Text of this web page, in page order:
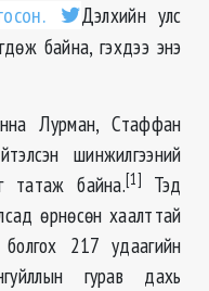
Дэлхийн улс
байна, гэхдээ энэ
Лурман, Стаффан
шинжилгээний
татаж байна.[1] Тэд
өрнөсөн хаалттай
217 удаагийн
гурав дахь